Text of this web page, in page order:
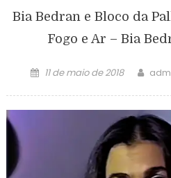
Bia Bedran e Bloco da
Fogo e Ar – Bia
11 de maio de 2018